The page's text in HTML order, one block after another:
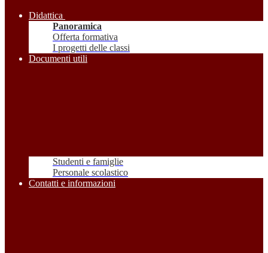
Didattica
Panoramica
Offerta formativa
I progetti delle classi
Documenti utili
Studenti e famiglie
Personale scolastico
Contatti e informazioni